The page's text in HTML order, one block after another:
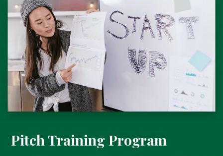
Pitch Training Program